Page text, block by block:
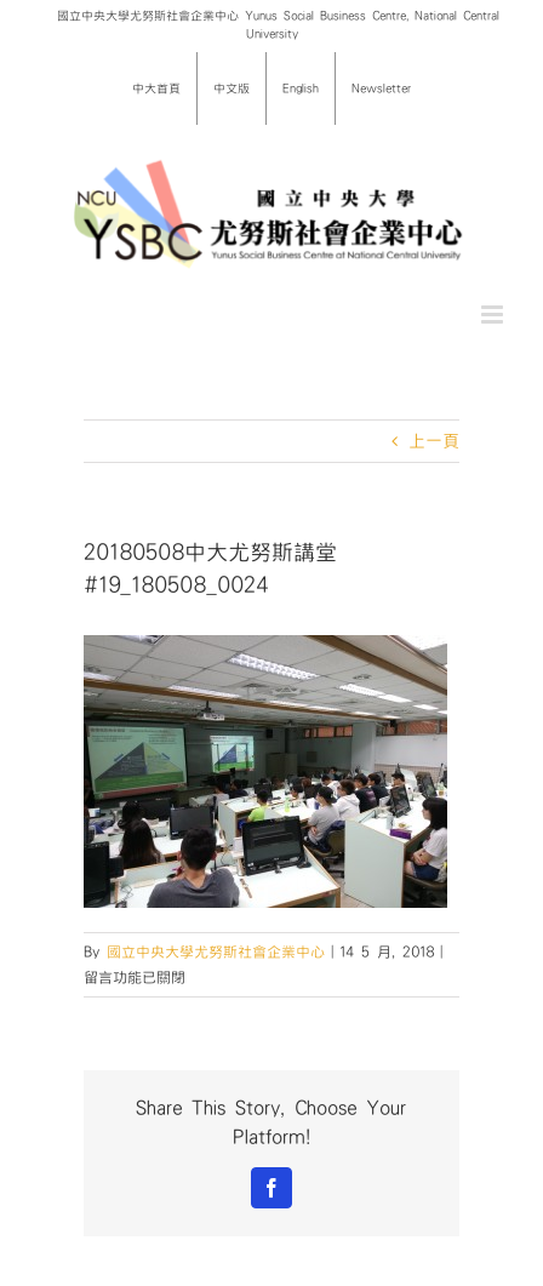
國立中央大學尤努斯社會企業中心 Yunus Social Business Centre, National Central
University
中大首頁 中文版 English Newsletter
上一頁
20180508中大尤努斯講堂
#19_180508_0024
By 國立中央大學尤努斯社會企業中心 14 5 月, 2018
中
留言功能已關閉
Share This Story, Choose Your
Platform!
Facebook